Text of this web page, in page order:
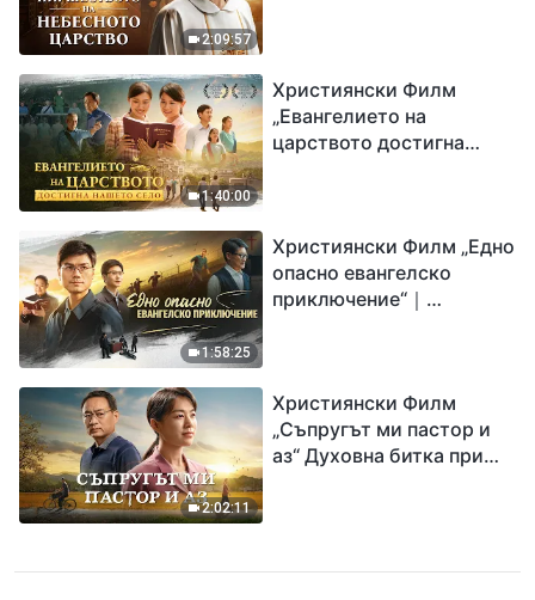
2:09:57
1:40:00
Християнски Филм
„Евангелието на
царството достигна
1:58:25
Християнски Филм „Едно
опасно евангелско
приключение“｜
Исус
2:02:11
Християнски Филм
„Съпругът ми пастор и
аз“ Духовна битка при